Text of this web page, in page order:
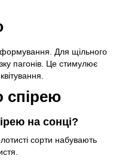
формування. Для щільного
пагонів. Це стимулює
спірею
на сонці?
сорти набувають